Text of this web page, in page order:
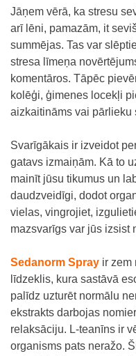
Jāņem vērā, ka stresu
arī lēni, pamazām, it
summējas. Tas var
stresa līmeņa
komentāros. Tāpēc
kolēģi, ģimenes locekļi
aizkaitināms vai pārlieku
Svarīgākais ir izveidot
gatavs izmaiņām. Kā to
mainīt jūsu tikumus un
daudzveidīgi, dodot
vielas, vingrojiet,
mazsvarīgs var jūs izsist
Sedanorm Spray ir zem
līdzeklis, kura sastāvā
palīdz uzturēt normālu
ekstrakts darbojas
relaksāciju. L-teanīns ir
organisms pats neražo.